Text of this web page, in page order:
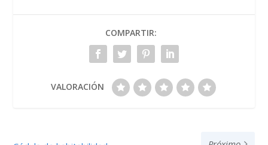
COMPARTIR:
VALORACIÓN